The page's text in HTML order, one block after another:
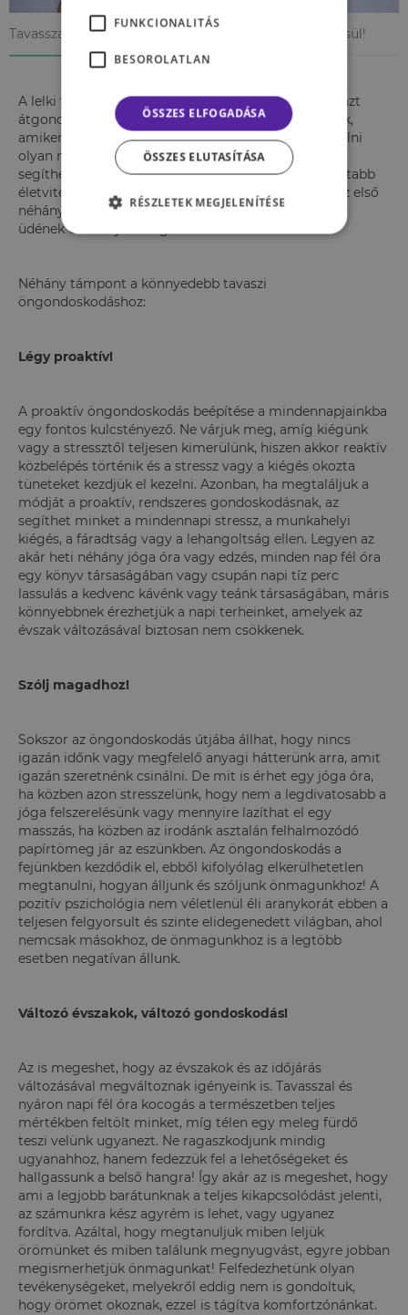
Tavasszal nemcsak a természet, de a lelkünk is felfrissül!
A lelki tavaszi nagytakarítás során érdemes főként azt
átgondolni, milyen szokásaink, gondolataink vannak,
amiken érdemes lehet változtatni. Érdemes kipróbálni
olyan módszereket vagy tevékenységeket, melyek
segíthetnek egy egészségesebb és kiegyensúlyozottabb
életvitel fenntartásában, és ezáltal nemcsak a tavasz első
néhány napján, hanem akár egész évben frissnek és
üdének érezhetjük magunkat.
Néhány támpont a könnyedebb tavaszi
öngondoskodáshoz:
Légy proaktív!
A proaktív öngondoskodás beépítése a mindennapjainkba
egy fontos kulcstényező. Ne várjuk meg, amíg kiégünk
vagy a stressztől teljesen kimerülünk, hiszen akkor reaktív
közbelépés történik és a stressz vagy a kiégés okozta
tüneteket kezdjük el kezelni. Azonban, ha megtaláljuk a
módját a proaktív, rendszeres gondoskodásnak, az
segíthet minket a mindennapi stressz, a munkahelyi
kiégés, a fáradtság vagy a lehangoltság ellen. Legyen az
akár heti néhány jóga óra vagy edzés, minden nap fél óra
egy könyv társaságában vagy csupán napi tíz perc
lassulás a kedvenc kávénk vagy teánk társaságában, máris
könnyebbnek érezhetjük a napi terheinket, amelyek az
évszak változásával biztosan nem csökkenek.
Szólj magadhoz!
Sokszor az öngondoskodás útjába állhat, hogy nincs
igazán időnk vagy megfelelő anyagi hátterünk arra, amit
igazán szeretnénk csinálni. De mit is érhet egy jóga óra,
ha közben azon stresszelünk, hogy nem a legdivatosabb a
jóga felszerelésünk vagy mennyire lazíthat el egy
masszás, ha közben az irodánk asztalán felhalmozódó
papírtömeg jár az eszünkben. Az öngondoskodás a
fejünkben kezdődik el, ebből kifolyólag elkerülhetetlen
megtanulni, hogyan álljunk és szóljunk önmagunkhoz! A
pozitív pszichológia nem véletlenül éli aranykorát ebben a
teljesen felgyorsult és szinte elidegenedett világban, ahol
nemcsak másokhoz, de önmagunkhoz is a legtöbb
esetben negatívan állunk.
Változó évszakok, változó gondoskodás!
Az is megeshet, hogy az évszakok és az időjárás
változásával megváltoznak igényeink is. Tavasszal és
nyáron napi fél óra kocogás a természetben teljes
mértékben feltölt minket, míg télen egy meleg fürdő
teszi velünk ugyanezt. Ne ragaszkodjunk mindig
ugyanahhoz, hanem fedezzük fel a lehetőségeket és
hallgassunk a belső hangra! Így akár az is megeshet, hogy
ami a legjobb barátunknak a teljes kikapcsolódást jelenti,
az számunkra kész agyrém is lehet, vagy ugyanez
fordítva. Azáltal, hogy megtanuljuk miben leljük
örömünket és miben találunk megnyugvást, egyre jobban
megismerhetjük önmagunkat! Felfedezhetünk olyan
tevékenységeket, melyekről eddig nem is gondoltuk,
hogy örömet okoznak, ezzel is tágítva komfortzónánkat.
FUNKCIONALITÁS
BESOROLATLAN
ÖSSZES ELFOGADÁSA
ÖSSZES ELUTASÍTÁSA
RÉSZLETEK MEGJELENÍTÉSE